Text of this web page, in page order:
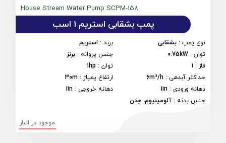
House Stream Water Pump SCPM-158
پمپ بشقابی استریم 1 اسب
نوع پمپ : بشقابی برند: استریم
توان :
0.75kW جنس پروانه : برنز
فاز :
1 توان:
1hp
حداکثر آبدهی :
6m³/h ارتفاع پمپاژ :
30m
دهانه ورودی :
1in دهانه خروجی :
1in
جنس بدنه : آلومینیوم، چدن
موجود در انبار